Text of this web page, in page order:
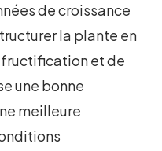
de croissance
la plante en
et de
une bonne
meilleure